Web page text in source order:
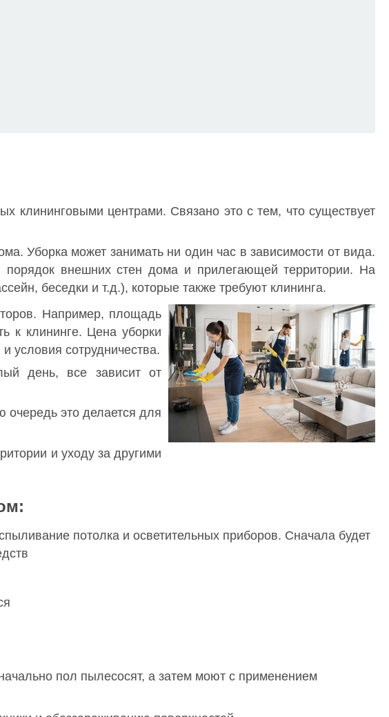
клининговыми центрами. Связано это с тем, что существует
Уборка может занимать ни один час в зависимости от вида.
внешних стен дома и прилегающей территории. На
беседки и т.д.), которые также требуют клининга.
Например, площадь
к клининге. Цена уборки
условия сотрудничества.
день, все зависит от
очередь это делается для
и уходу за другими
потолка и осветительных приборов. Сначала будет
пол пылесосят, а затем моют с применением